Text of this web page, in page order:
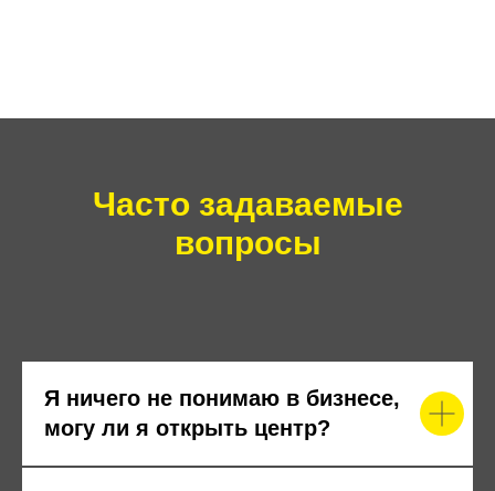
Часто задаваемые
вопросы
Я ничего не понимаю в бизнесе,
могу ли я открыть центр?